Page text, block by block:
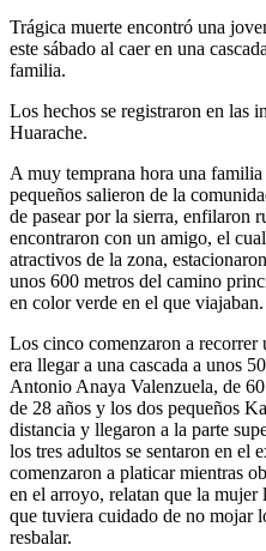
Trágica muerte encontró una
este sábado al caer en una
familia.
Los hechos se registraron en las
Huarache.
A muy temprana hora una
pequeños salieron de la
de pasear por la sierra, enfilaron
encontraron con un amigo, el
atractivos de la zona,
unos 600 metros del camino
en color verde en el que viajaban.
Los cinco comenzaron a
era llegar a una cascada a unos
Antonio Anaya Valenzuela, de
de 28 años y los dos pequeños
distancia y llegaron a la parte
los tres adultos se sentaron en el
comenzaron a platicar mientras
en el arroyo, relatan que la mujer
que tuviera cuidado de no mojar
resbalar.